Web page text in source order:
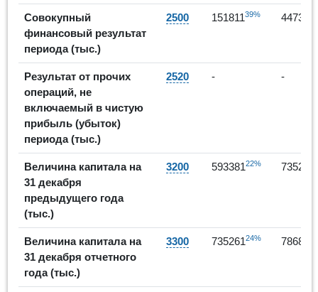
Совокупный
финансовый результат
периода (тыс.)
2500 15181139% 44732
Результат от прочих
операций, не
включаемый в чистую
прибыль (убыток)
периода (тыс.)
2520 - -
Величина капитала на
31 декабря
предыдущего года
(тыс.)
3200 59338122% 735261
Величина капитала на
31 декабря отчетного
года (тыс.)
3300 73526124% 786844